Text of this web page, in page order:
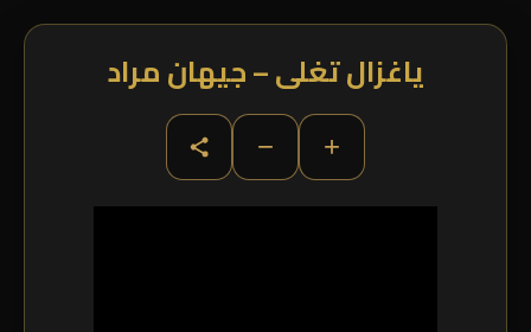
ياغزال تغلى – جيهان مراد
+
−